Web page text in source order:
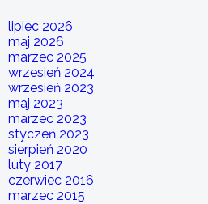
lipiec 2026
maj 2026
marzec 2025
wrzesień 2024
wrzesień 2023
maj 2023
marzec 2023
styczeń 2023
sierpień 2020
luty 2017
czerwiec 2016
marzec 2015